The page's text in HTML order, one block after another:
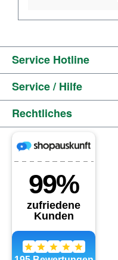
Service Hotline
Service / Hilfe
Rechtliches